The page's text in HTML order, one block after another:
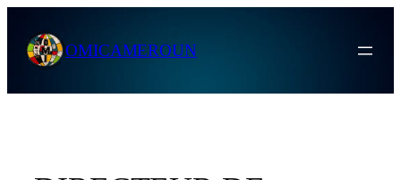
content
OMICAMEROUN